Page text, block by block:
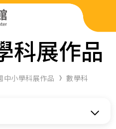
科展作品
中小學科展作品 數學科